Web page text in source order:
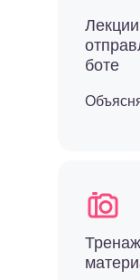
боте